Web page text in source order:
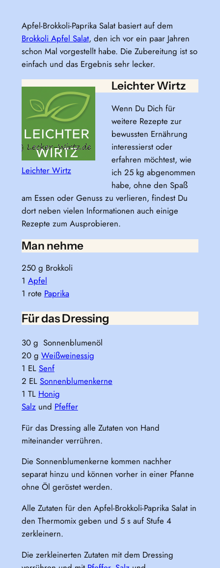
Apfel-Brokkoli-Paprika Salat basiert auf dem
Brokkoli Apfel Salat, den ich vor ein paar Jahren
schon Mal vorgestellt habe. Die Zubereitung ist so
einfach und das Ergebnis sehr lecker.
Leichter Wirtz
Leichter Wirtz
Wenn Du Dich für
weitere Rezepte zur
bewussten Ernährung
interessierst oder
erfahren möchtest, wie
ich 25 kg abgenommen
habe, ohne den Spaß
am Essen oder Genuss zu verlieren, findest Du
dort neben vielen Informationen auch einige
Rezepte zum Ausprobieren.
Man nehme
250 g Brokkoli
1 Apfel
1 rote Paprika
Für das Dressing
30 g Sonnenblumenöl
20 g Weißweinessig
1 EL Senf
2 EL Sonnenblumenkerne
1 TL Honig
Salzund Pfeffer
Für das Dressing alle Zutaten von Hand
miteinander verrühren.
Die Sonnenblumenkerne kommen nachher
separat hinzu und können vorher in einer Pfanne
ohne Öl geröstet werden.
Alle Zutaten für den Apfel-Brokkoli-Paprika Salat in
den Thermomix geben und 5 s auf Stufe 4
zerkleinern.
Die zerkleinerten Zutaten mit dem Dressing